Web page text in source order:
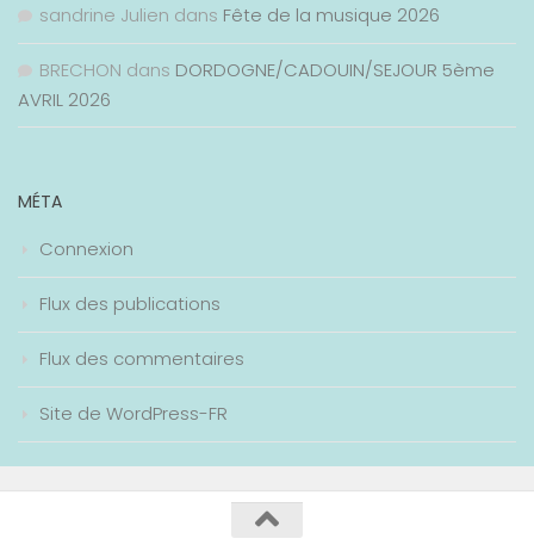
sandrine Julien dans Fête de la musique 2026
BRECHON dans DORDOGNE/CADOUIN/SEJOUR 5ème
AVRIL 2026
MÉTA
Connexion
Flux des publications
Flux des commentaires
Site de WordPress-FR